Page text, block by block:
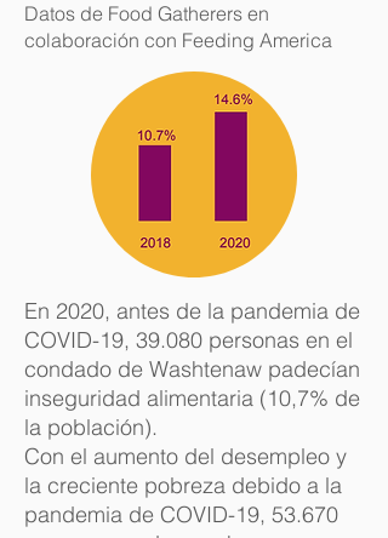
Datos de Food Gatherers en
colaboración con Feeding America
En 2020, antes de la pandemia de
COVID-19, 39.080 personas en el
condado de Washtenaw padecían
inseguridad alimentaria (10,7% de
la población).
Con el aumento del desempleo y
la creciente pobreza debido a la
pandemia de COVID-19, 53.670